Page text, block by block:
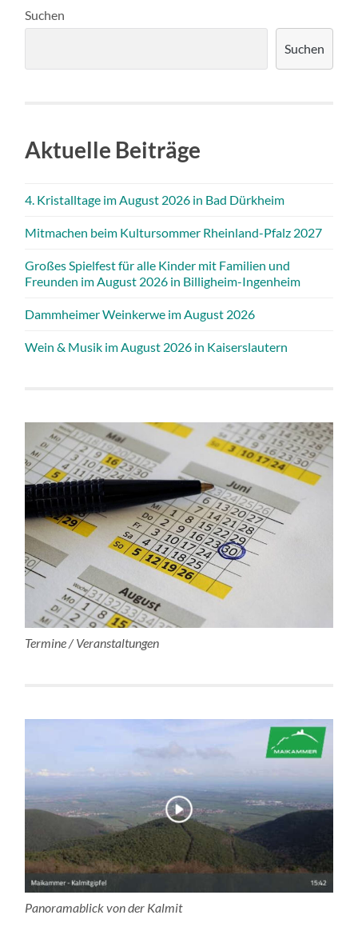
Suchen
Suchen
Aktuelle Beiträge
4. Kristalltage im August 2026 in Bad Dürkheim
Mitmachen beim Kultursommer Rheinland-Pfalz 2027
Großes Spielfest für alle Kinder mit Familien und
Freunden im August 2026 in Billigheim-Ingenheim
Dammheimer Weinkerwe im August 2026
Wein & Musik im August 2026 in Kaiserslautern
Termine / Veranstaltungen
Panoramablick von der Kalmit